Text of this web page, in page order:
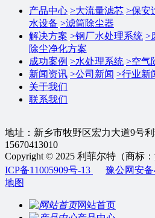
产品中心 >大流量滤芯 >保安
水设备 >滤筒除尘器
解决方案 >钢厂水处理系统 >
除尘净化方案
成功案例 >水处理系统 >空气
新闻资讯 >公司新闻 >行业新
关于我们
联系我们
地址：新乡市牧野区宏力大道9
15670413010
Copyright © 2025 利菲尔特（商标
ICP备11005909号-13
豫公网安备
地图
网站首页